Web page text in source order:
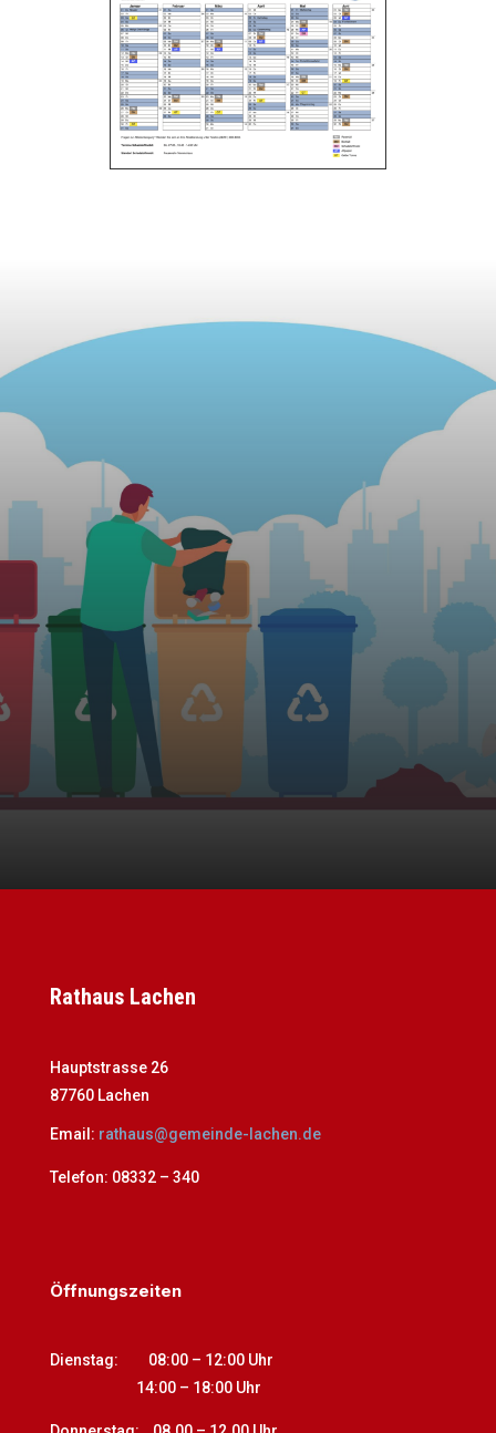
Rathaus Lachen
Hauptstrasse 26
87760 Lachen
Email: rathaus@gemeinde-lachen.de
Telefon: 08332 – 340
Öffnungszeiten
Dienstag: 08:00 – 12:00 Uhr
14:00 – 18:00 Uhr